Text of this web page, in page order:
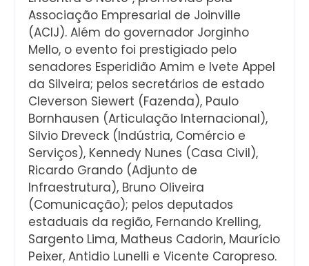
Associação Empresarial de Joinville
(ACIJ). Além do governador Jorginho
Mello, o evento foi prestigiado pelo
senadores Esperidião Amim e Ivete Appel
da Silveira; pelos secretários de estado
Cleverson Siewert (Fazenda), Paulo
Bornhausen (Articulação Internacional),
Silvio Dreveck (Indústria, Comércio e
Serviços), Kennedy Nunes (Casa Civil),
Ricardo Grando (Adjunto de
Infraestrutura), Bruno Oliveira
(Comunicação); pelos deputados
estaduais da região, Fernando Krelling,
Sargento Lima, Matheus Cadorin, Maurício
Peixer, Antidio Lunelli e Vicente Caropreso.